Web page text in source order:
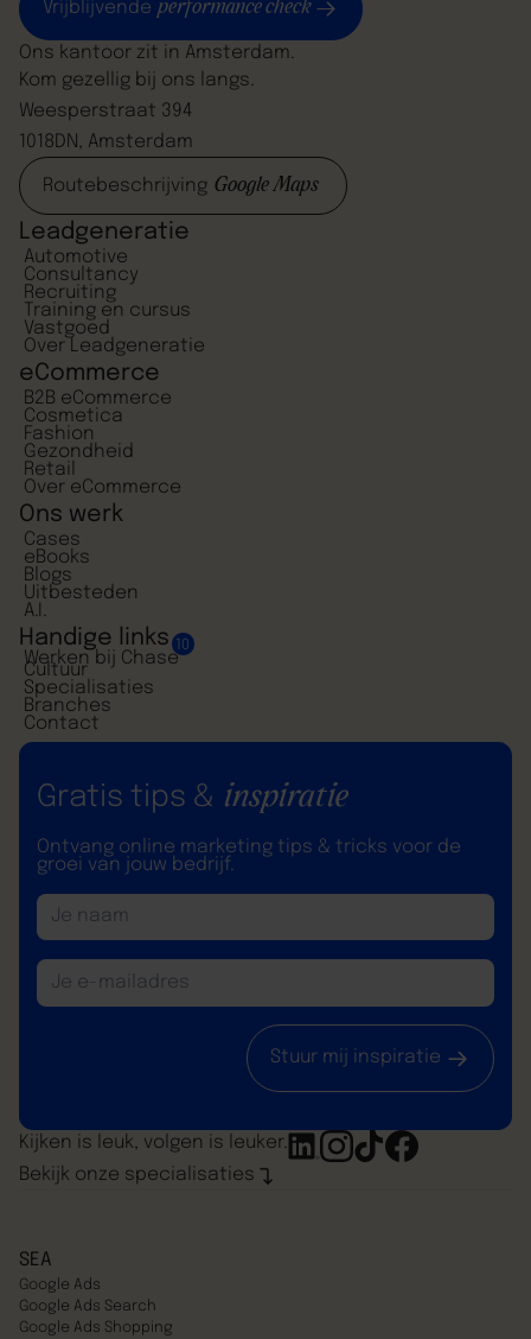
Vrijblijvende performance check
Ons kantoor zit in Amsterdam.
Kom gezellig bij ons langs.
Weesperstraat 394
1018DN, Amsterdam
Routebeschrijving Google Maps
Leadgeneratie
Automotive
Consultancy
Recruiting
Training en cursus
Vastgoed
Over Leadgeneratie
eCommerce
B2B eCommerce
Cosmetica
Fashion
Gezondheid
Retail
Over eCommerce
Ons werk
Cases
eBooks
Blogs
Uitbesteden
A.I.
Handige links
Werken bij Chase
10
Cultuur
Specialisaties
Branches
Contact
Gratis tips & inspiratie
Ontvang online marketing tips & tricks voor de
groei van jouw bedrijf.
Stuur mij inspiratie
Bekijk onze specialisaties
Kijken is leuk, volgen is leuker.
SEA
Google Ads
Google Ads Search
Google Ads Shopping